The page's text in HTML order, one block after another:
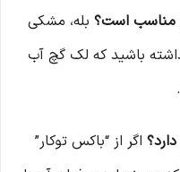
مناسب است؟ بله، مشکی
باشید که لک گچ آب
اگر از “باکس توکار”